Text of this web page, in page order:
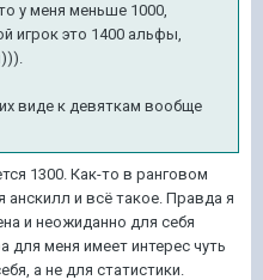
у меня меньше 1000,
игрок это 1400 альфы,
виде к девяткам вообще
1300. Как-то в ранговом
и всё такое. Правда я
и неожиданно для себя
для меня имеет интерес чуть
а не для статистики.